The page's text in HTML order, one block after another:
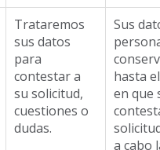
Trataremos
sus datos
para
contestar a
su solicitud,
cuestiones o
dudas.
Sus
hasta
en que
a cabo